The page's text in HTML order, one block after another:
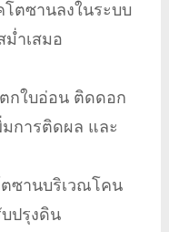
ตซานลงในระบบ
ม่ำเสมอ
กใบอ่อน ติดดอก
การติดผล และ
ซานบริเวณโคน
ปรุงดิน